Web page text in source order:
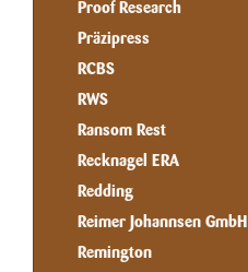
Proof Research
Präzipress
RCBS
RWS
Ransom Rest
Recknagel ERA
Redding
Reimer Johannsen GmbH
Remington